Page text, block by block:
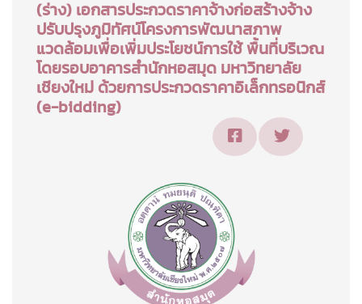
(ร่าง) เอกสารประกวดราคาจ้างก่อสร้างจ้าง
ปรับปรุงภูมิทัศน์โครงการพัฒนาสภาพ
แวดล้อมเพื่อเพิ่มประโยชน์การใช้ พื้นที่บริเวณ
โดยรอบอาคารสำนักหอสมุด มหาวิทยาลัย
เชียงใหม่ ด้วยการประกวดราคาอิเล็กทรอนิกส์
(e-bidding)